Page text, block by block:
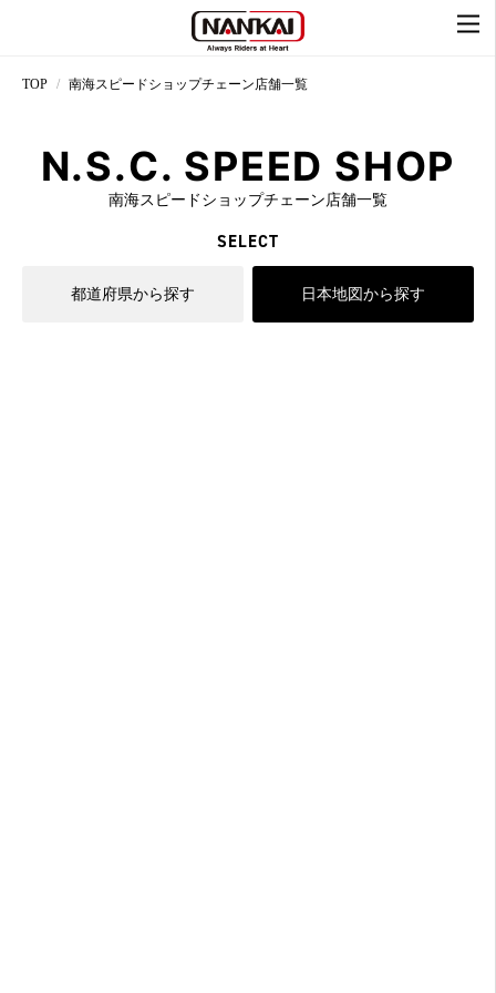
TOP 南海スピードショップチェーン店舗一覧
N.S.C. SPEED SHOP
南海スピードショップチェーン店舗一覧
SELECT
都道府県から探す 日本地図から探す